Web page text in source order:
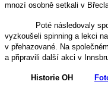
mnozí osobně setkali v
Poté následovaly
vyzkoušeli spinning a lekci
v přehazované. Na
a připravili další akci v
Historie OH